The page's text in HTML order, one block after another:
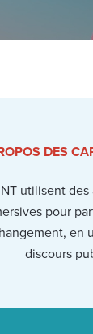
DES
utilisent
pour
en
discours